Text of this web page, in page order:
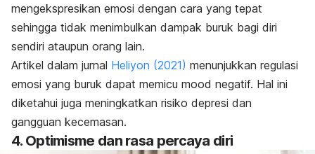
mengekspresikan emosi dengan cara yang tepat
sehingga tidak menimbulkan dampak buruk bagi diri
sendiri ataupun orang lain.
Artikel dalam jurnal Heliyon (2021) menunjukkan regulasi
emosi yang buruk dapat memicu mood negatif. Hal ini
diketahui juga meningkatkan risiko depresi dan
gangguan kecemasan.
4. Optimisme dan rasa percaya diri